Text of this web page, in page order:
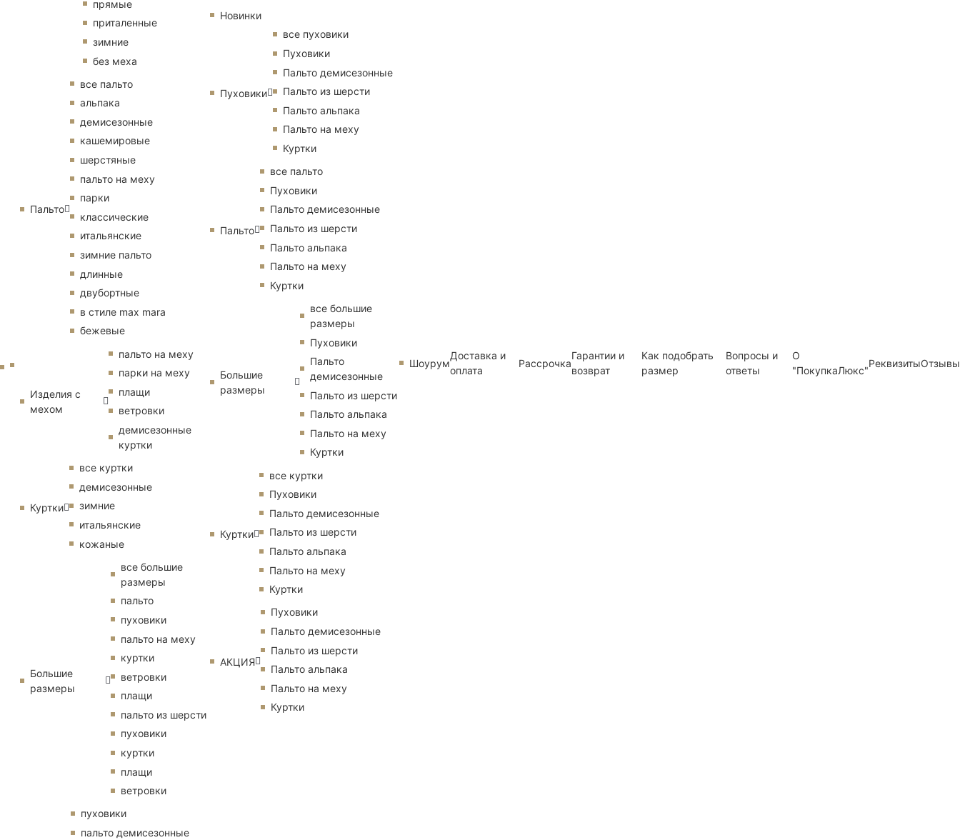
прямые
приталенные
зимние
без меха
Пальто
все пальто
альпака
демисезонные
кашемировые
шерстяные
пальто на меху
парки
классические
итальянские
зимние пальто
длинные
двубортные
в стиле max mara
бежевые
Изделия с
мехом
пальто на меху
парки на меху
плащи
ветровки
демисезонные
куртки
Куртки
все куртки
демисезонные
зимние
итальянские
кожаные
Большие
размеры
все большие
размеры
пальто
пуховики
пальто на меху
куртки
ветровки
плащи
пальто из шерсти
пуховики
куртки
плащи
ветровки
пуховики
пальто демисезонные
Новинки
Пуховики
все пуховики
Пуховики
Пальто демисезонные
Пальто из шерсти
Пальто альпака
Пальто на меху
Куртки
Пальто
все пальто
Пуховики
Пальто демисезонные
Пальто из шерсти
Пальто альпака
Пальто на меху
Куртки
Большие
размеры
все большие
размеры
Пуховики
Пальто
демисезонные
Пальто из шерсти
Пальто альпака
Пальто на меху
Куртки
Куртки
все куртки
Пуховики
Пальто демисезонные
Пальто из шерсти
Пальто альпака
Пальто на меху
Куртки
АКЦИЯ
Пуховики
Пальто демисезонные
Пальто из шерсти
Пальто альпака
Пальто на меху
Куртки
Шоурум
Доставка и
оплата
Рассрочка
Гарантии и
возврат
Как подобрать
размер
Вопросы и
ответы
О
"ПокупкаЛюкс"
РеквизитыОтзывы